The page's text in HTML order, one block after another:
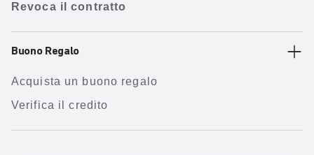
Revoca il contratto
Buono Regalo
Acquista un buono regalo
Verifica il credito